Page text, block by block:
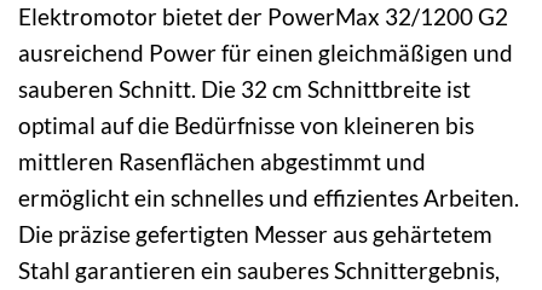
Elektromotor bietet der PowerMax 32/1200 G2
ausreichend Power für einen gleichmäßigen und
sauberen Schnitt. Die 32 cm Schnittbreite ist
optimal auf die Bedürfnisse von kleineren bis
mittleren Rasenflächen abgestimmt und
ermöglicht ein schnelles und effizientes Arbeiten.
Die präzise gefertigten Messer aus gehärtetem
Stahl garantieren ein sauberes Schnittergebnis,